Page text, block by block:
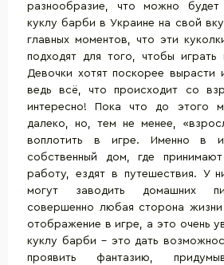
разнообразие, что можно будет
куклу барби в Украине на свой
главных моментов, что эти
подходят для того, чтобы
Девочки хотят поскорее вырасти
ведь всё, что происходит со
интересно! Пока что до этого
далеко, но, тем не менее,
воплотить в игре. Именно в
собственный дом, где
работу, ездят в путешествия. У
могут заводить домашних
совершенно любая сторона
отображение в игре, а это очень
куклу барби – это дать
проявить фантазию,